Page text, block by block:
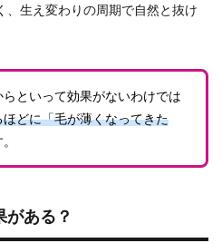
、生え変わりの周期で自然と抜け
といって効果がないわけでは
どに「毛が薄くなってきた
がある？